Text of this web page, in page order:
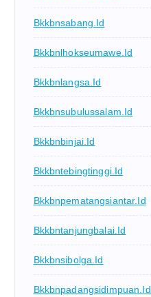
Bkkbnsabang.id
Bkkbnlhokseumawe.id
Bkkbnlangsa.id
Bkkbnsubulussalam.id
Bkkbnbinjai.id
Bkkbntebingtinggi.id
Bkkbnpematangsiantar.id
Bkkbntanjungbalai.id
Bkkbnsibolga.id
Bkkbnpadangsidimpuan.id